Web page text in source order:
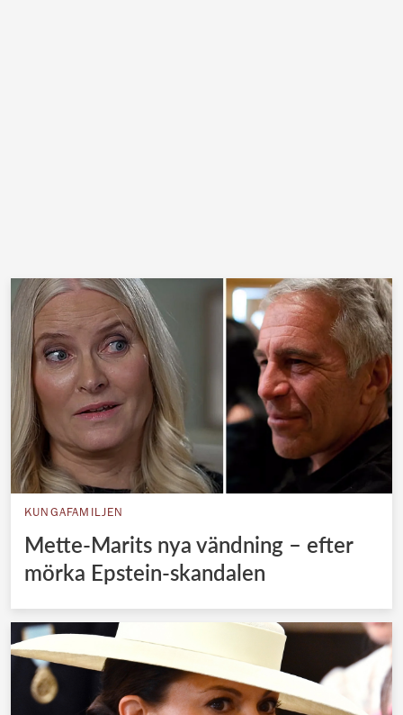
KUNGAFAMILJEN
Mette-Marits nya vändning – efter
mörka Epstein-skandalen